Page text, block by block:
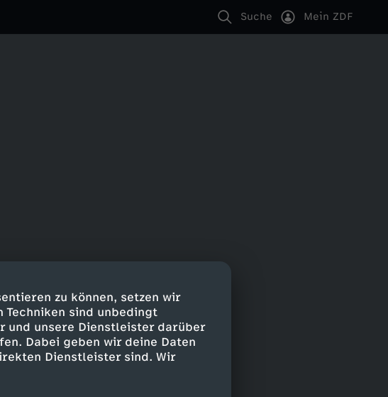
zu können, setzen wir
Techniken sind unbedingt
und unsere Dienstleister darüber
Dabei geben wir deine Daten
Dienstleister sind. Wir
Suche Mein ZDF